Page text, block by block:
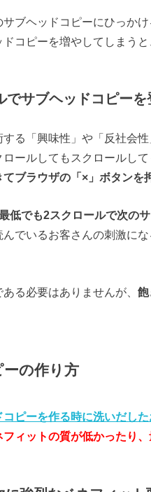
ブヘッドコピーにひっか
コピーを増やしてしまう
でサブヘッドコピー
る「興味性」や「反社会性
ールしてもスクロールし
ブラウザの「×」ボタンを
低でも2スクロールで次の
でいるお客さんの刺激に
る必要はありませんが、 飽
の作り方
コピーを作る時に洗いだし
フィットの質が低かったり